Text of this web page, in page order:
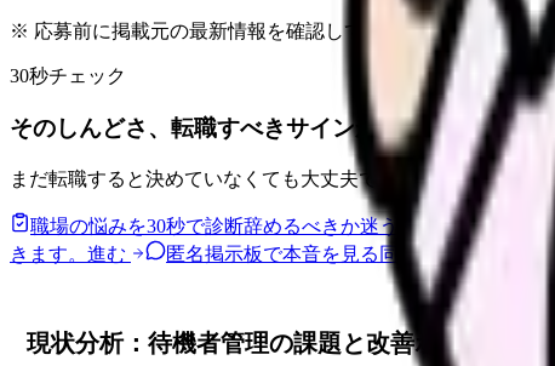
※ 応募前に掲載元の最新情報を確認してください
30秒チェック
そのしんどさ、転職すべきサインか整理できます。
まだ転職すると決めていなくても大丈夫です。悩みの種類と
職場の悩みを30秒で診断辞めるべきか迷う前に、悩みの種
きます。 進む 匿名掲示板で本音を見る 同じ悩みの声を読
現状分析：待機者管理の課題と改善ポイント